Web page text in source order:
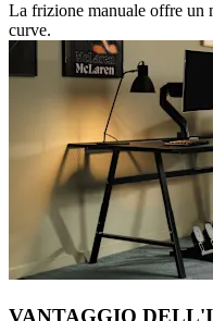
La frizione manuale offre un
curve.
VANTAGGIO